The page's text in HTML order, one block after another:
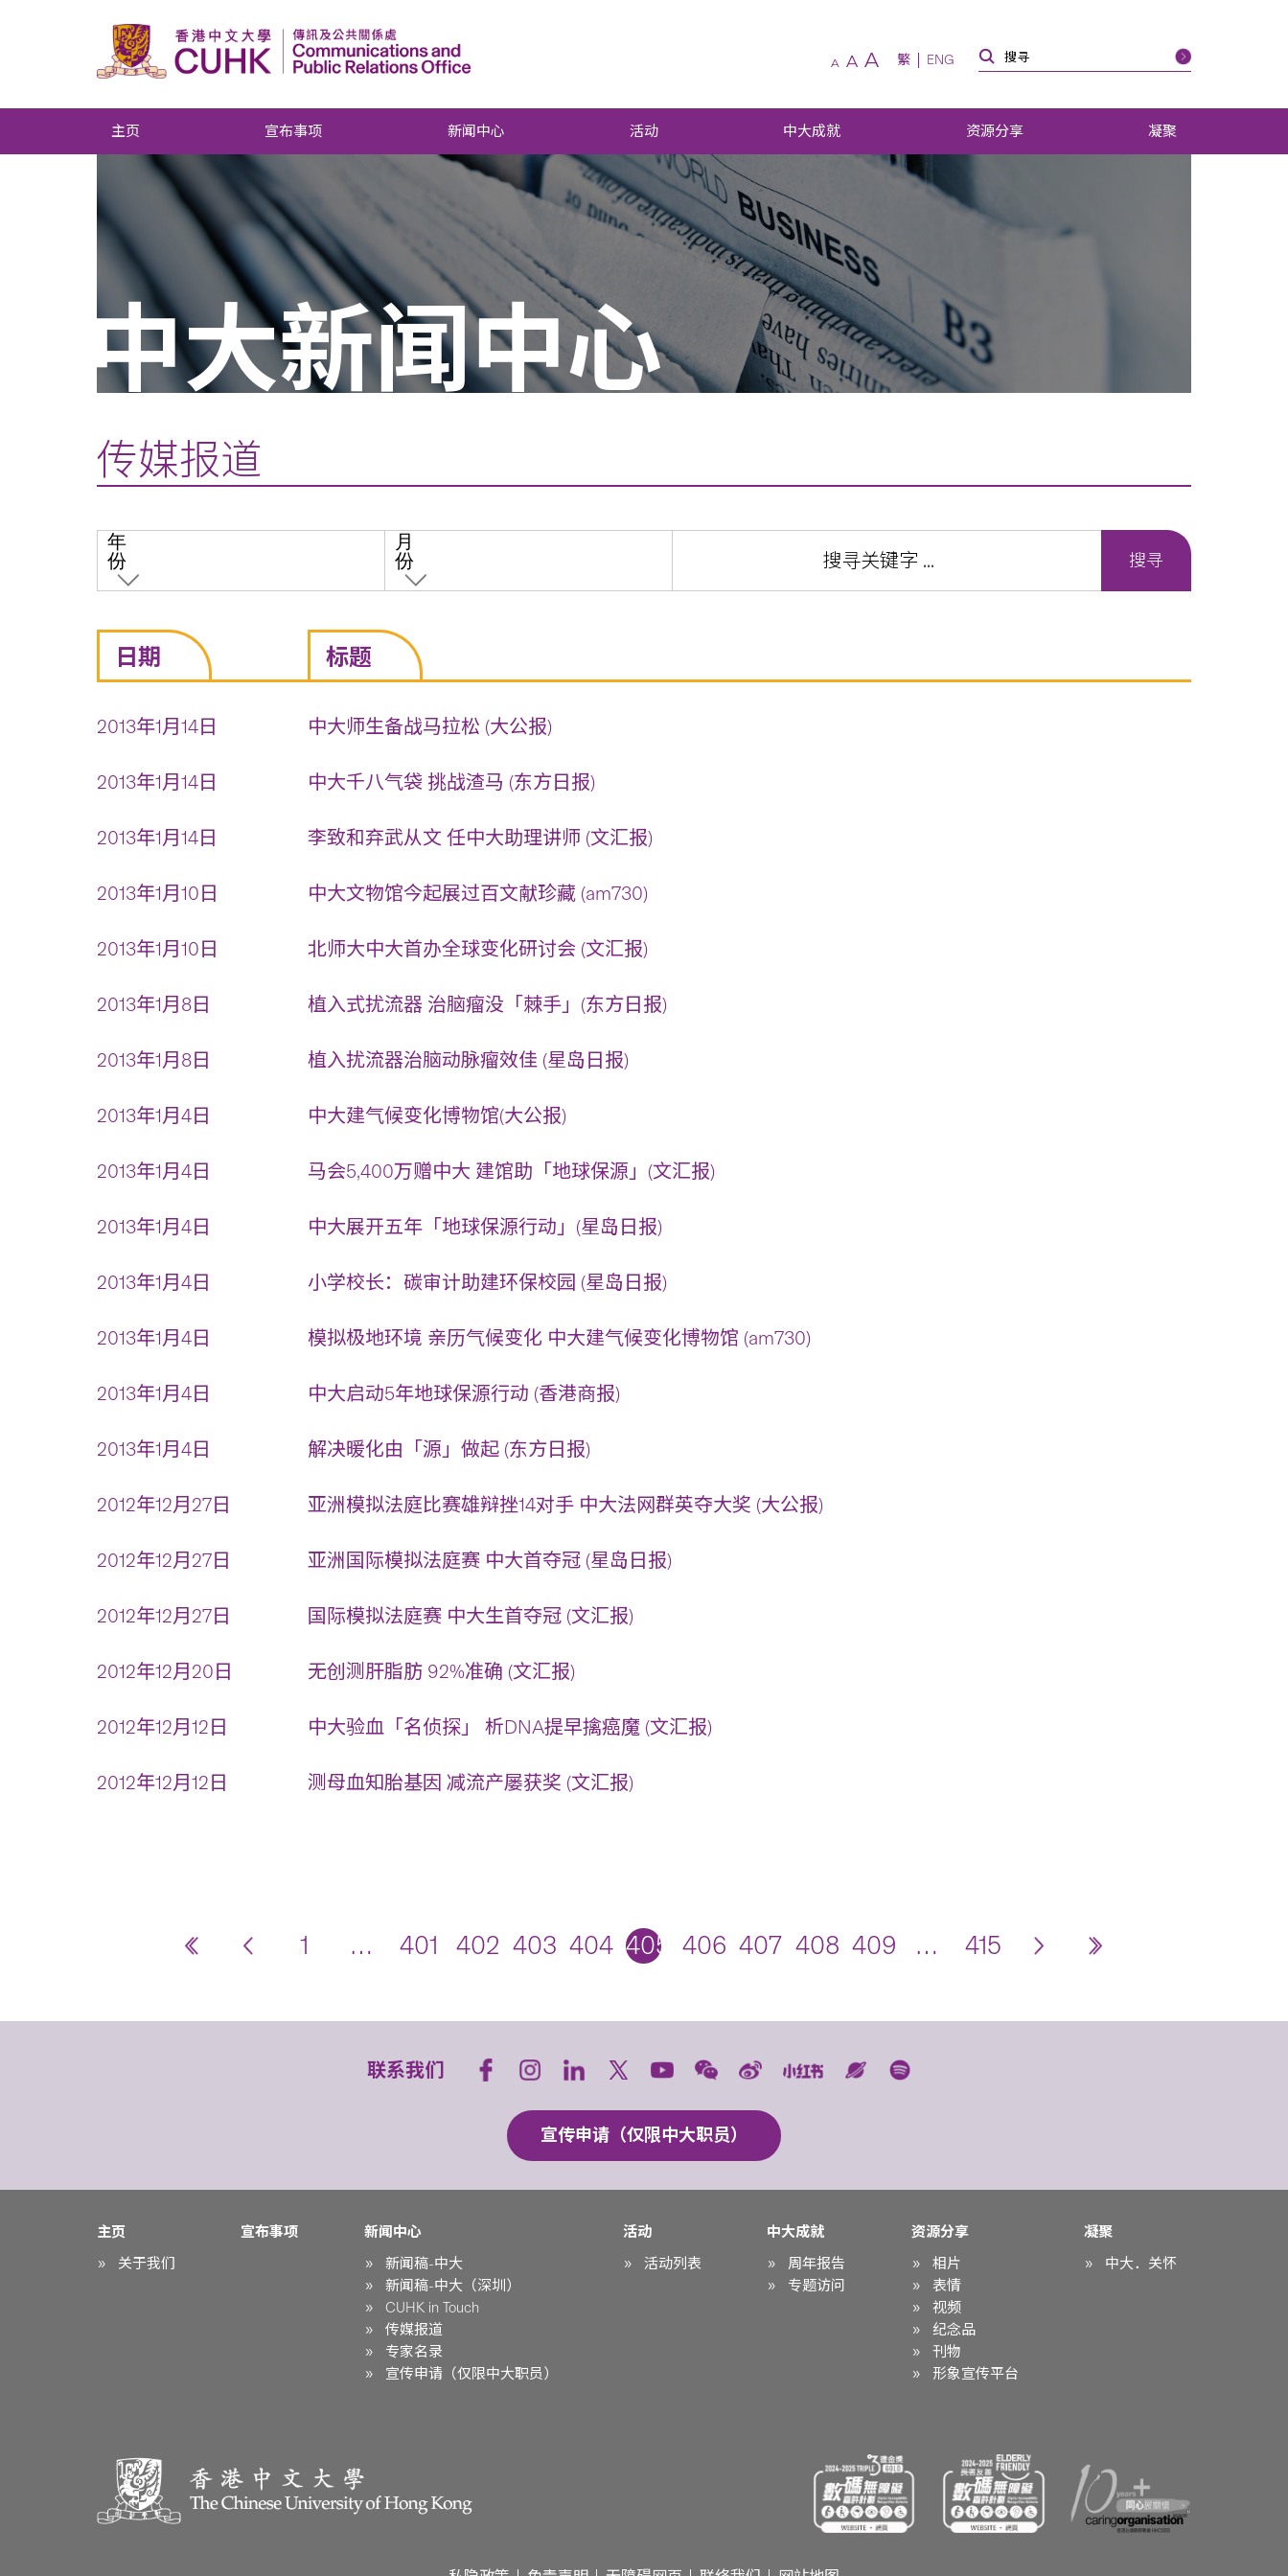
A A A 繁 ENG
主页 宣布事项 新闻中心 活动 中大成就 资源分享 凝聚
中大新闻中心
传媒报道
年
份
月
份
日期 标题
2013年1月14日 中大师生备战马拉松 (大公报)
2013年1月14日 中大千八气袋 挑战渣马 (东方日报)
2013年1月14日 李致和弃武从文 任中大助理讲师 (文汇报)
2013年1月10日 中大文物馆今起展过百文献珍藏 (am730)
2013年1月10日 北师大中大首办全球变化研讨会 (文汇报)
2013年1月8日 植入式扰流器 治脑瘤没「棘手」(东方日报)
2013年1月8日 植入扰流器治脑动脉瘤效佳 (星岛日报)
2013年1月4日 中大建气候变化博物馆(大公报)
2013年1月4日 马会5,400万赠中大 建馆助「地球保源」(文汇报)
2013年1月4日 中大展开五年「地球保源行动」(星岛日报)
2013年1月4日 小学校长：碳审计助建环保校园 (星岛日报)
2013年1月4日 模拟极地环境 亲历气候变化 中大建气候变化博物馆 (am730)
2013年1月4日 中大启动5年地球保源行动 (香港商报)
2013年1月4日 解决暖化由「源」做起 (东方日报)
2012年12月27日 亚洲模拟法庭比赛雄辩挫14对手 中大法网群英夺大奖 (大公报)
2012年12月27日 亚洲国际模拟法庭赛 中大首夺冠 (星岛日报)
2012年12月27日 国际模拟法庭赛 中大生首夺冠 (文汇报)
2012年12月20日 无创测肝脂肪 92%准确 (文汇报)
2012年12月12日 中大验血「名侦探」 析DNA提早擒癌魔 (文汇报)
2012年12月12日 测母血知胎基因 减流产屡获奖 (文汇报)
1 … 401 402 403 404 405 406 407 408 409 … 415
联系我们
宣传申请（仅限中大职员）
主页
关于我们
宣布事项
新闻中心
新闻稿-中大
新闻稿-中大（深圳）
CUHK in Touch
传媒报道
专家名录
宣传申请（仅限中大职员）
活动
活动列表
中大成就
周年报告
专题访问
资源分享
相片
表情
视频
纪念品
刊物
形象宣传平台
凝聚
中大．关怀